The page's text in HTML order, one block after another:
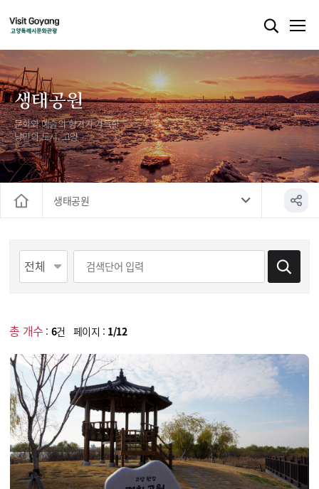
생태공원
문화와 예술의 향기가 가득한
낭만의 도시, 고양
생태공원
총 개수 : 6건 페이지 : 1/12